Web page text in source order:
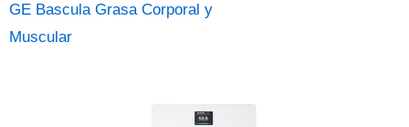
GE Bascula Grasa Corporal y
Muscular